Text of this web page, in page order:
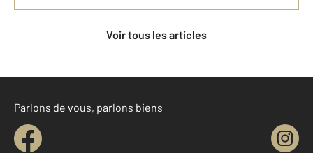
Voir tous les articles
Parlons de vous, parlons biens